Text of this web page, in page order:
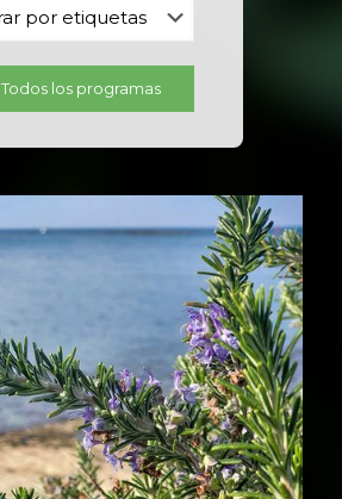
Todos los programas